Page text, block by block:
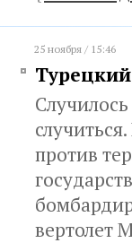
25 ноября / 15:46
против
вертолет